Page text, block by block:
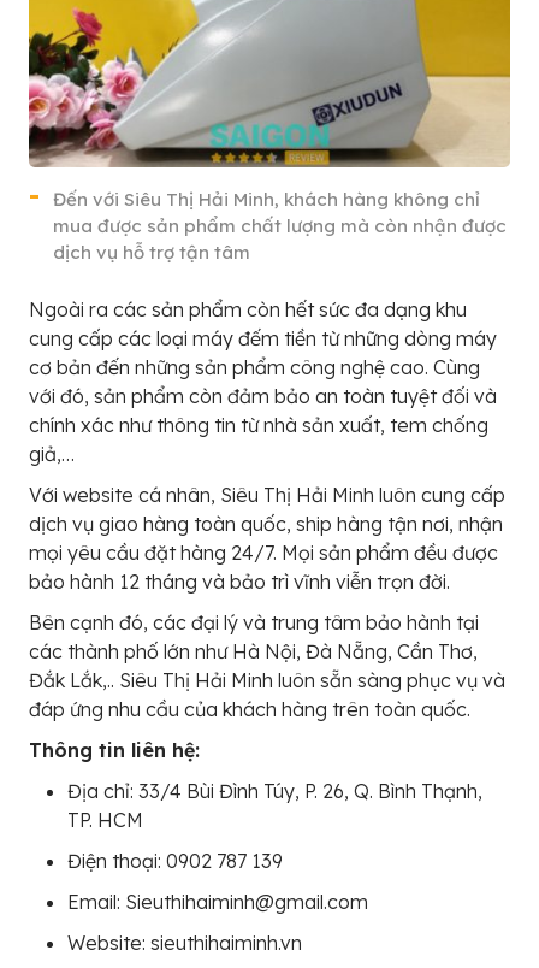
Đến với Siêu Thị Hải Minh, khách hàng không chỉ
mua được sản phẩm chất lượng mà còn nhận được
dịch vụ hỗ trợ tận tâm
Ngoài ra các sản phẩm còn hết sức đa dạng khu
cung cấp các loại máy đếm tiền từ những dòng máy
cơ bản đến những sản phẩm công nghệ cao. Cùng
với đó, sản phẩm còn đảm bảo an toàn tuyệt đối và
chính xác như thông tin từ nhà sản xuất, tem chống
giả,…
Với website cá nhân, Siêu Thị Hải Minh luôn cung cấp
dịch vụ giao hàng toàn quốc, ship hàng tận nơi, nhận
mọi yêu cầu đặt hàng 24/7. Mọi sản phẩm đều được
bảo hành 12 tháng và bảo trì vĩnh viễn trọn đời.
Bên cạnh đó, các đại lý và trung tâm bảo hành tại
các thành phố lớn như Hà Nội, Đà Nẵng, Cần Thơ,
Đắk Lắk,.. Siêu Thị Hải Minh luôn sẵn sàng phục vụ và
đáp ứng nhu cầu của khách hàng trên toàn quốc.
Thông tin liên hệ:
Địa chỉ: 33/4 Bùi Đình Túy, P. 26, Q. Bình Thạnh,
TP. HCM
Điện thoại: 0902 787 139
Email: Sieuthihaiminh@gmail.com
Website: sieuthihaiminh.vn